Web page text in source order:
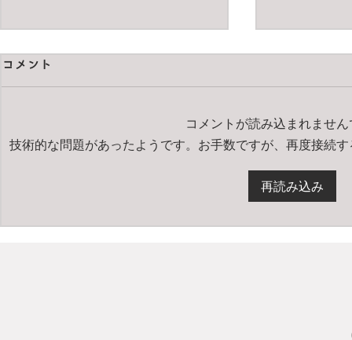
pentax67
コメント
コメントが読み込まれませ
技術的な問題があったようです。お手数ですが、再度接続
再読み込み